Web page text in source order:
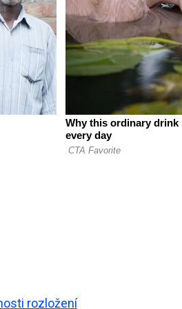
rozložení